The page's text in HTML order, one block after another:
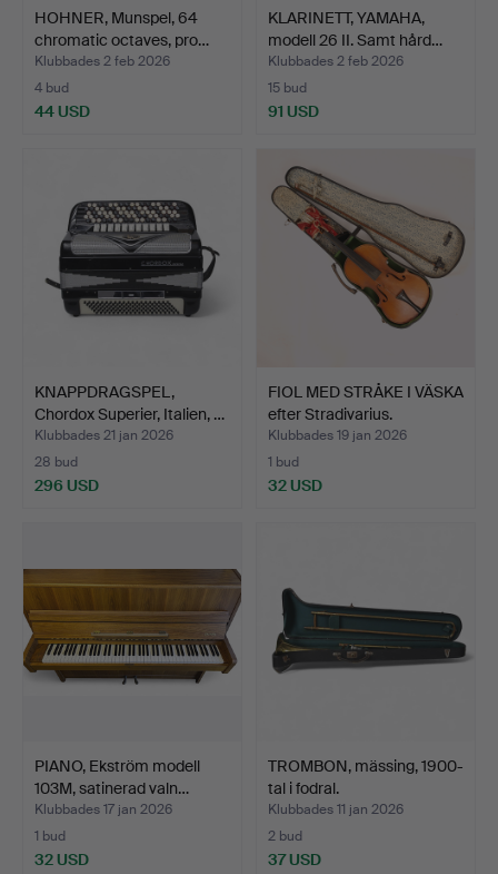
HOHNER, Munspel, 64
chromatic octaves, pro…
Klubbades 2 feb 2026
4 bud
44 USD
KLARINETT, YAMAHA,
modell 26 II. Samt hård…
Klubbades 2 feb 2026
15 bud
91 USD
KNAPPDRAGSPEL,
Chordox Superier, Italien, …
Klubbades 21 jan 2026
28 bud
296 USD
FIOL MED STRÅKE I VÄSKA
efter Stradivarius.
Klubbades 19 jan 2026
1 bud
32 USD
PIANO, Ekström modell
103M, satinerad valn…
Klubbades 17 jan 2026
1 bud
32 USD
TROMBON, mässing, 1900-
tal i fodral.
Klubbades 11 jan 2026
2 bud
37 USD